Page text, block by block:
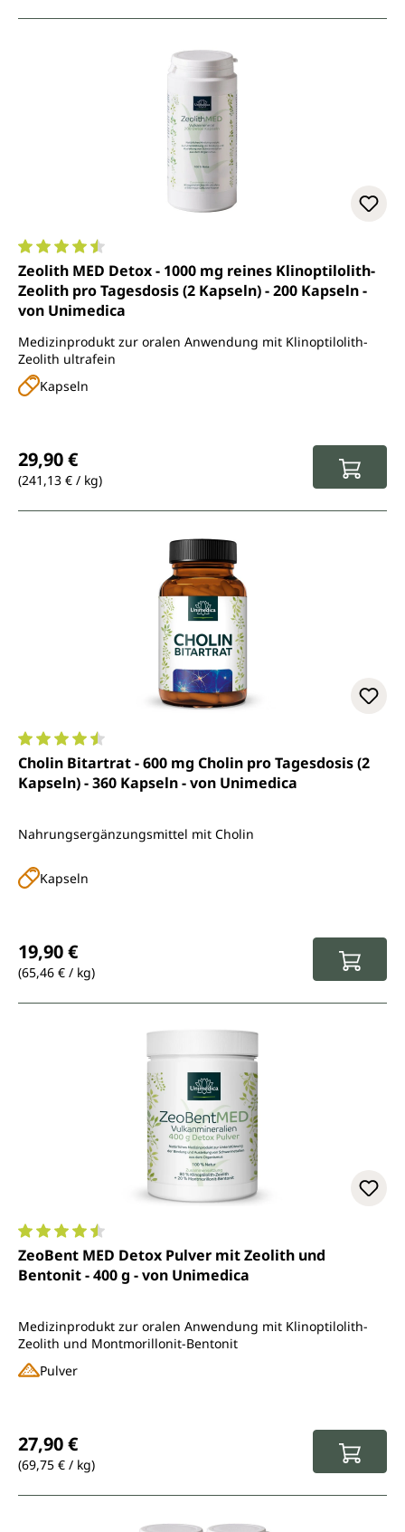
Durchschnittliche Bewertung von 4.5 von 5 Sternen
Zeolith MED Detox - 1000 mg reines Klinoptilolith-
Zeolith pro Tagesdosis (2 Kapseln) - 200 Kapseln -
von Unimedica
Medizinprodukt zur oralen Anwendung mit Klinoptilolith-
Zeolith ultrafein
Kapseln
29,90 €
(241,13 € / kg)
Durchschnittliche Bewertung von 4.6 von 5 Sternen
Cholin Bitartrat - 600 mg Cholin pro Tagesdosis (2
Kapseln) - 360 Kapseln - von Unimedica
Nahrungsergänzungsmittel mit Cholin
Kapseln
19,90 €
(65,46 € / kg)
Durchschnittliche Bewertung von 4.6 von 5 Sternen
ZeoBent MED Detox Pulver mit Zeolith und
Bentonit - 400 g - von Unimedica
Medizinprodukt zur oralen Anwendung mit Klinoptilolith-
Zeolith und Montmorillonit-Bentonit
Pulver
27,90 €
(69,75 € / kg)